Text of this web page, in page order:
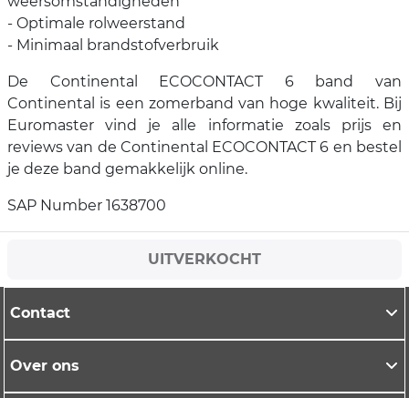
- Optimale rolweerstand
- Minimaal brandstofverbruik
De Continental ECOCONTACT 6 band van
Continental is een zomerband van hoge kwaliteit. Bij
Euromaster vind je alle informatie zoals prijs en
reviews van de Continental ECOCONTACT 6 en bestel
je deze band gemakkelijk online.
SAP Number 1638700
UITVERKOCHT
Contact
Over ons